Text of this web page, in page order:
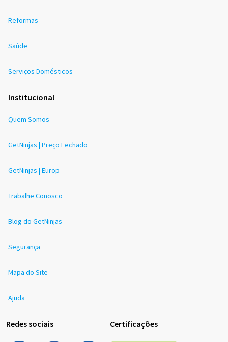
Reformas
Saúde
Serviços Domésticos
Institucional
Quem Somos
GetNinjas | Preço Fechado
GetNinjas | Europ
Trabalhe Conosco
Blog do GetNinjas
Segurança
Mapa do Site
Ajuda
Redes sociais Certificações